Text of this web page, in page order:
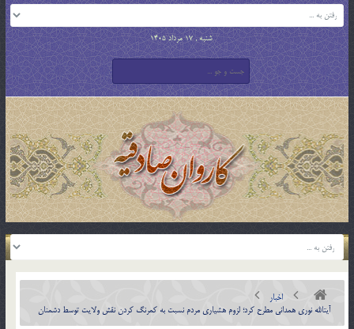
شنبه , 17 مرداد 1405
اخبار
آیت­الله نوری همدانی مطرح کرد؛ لزوم هشیاری مردم نسبت به کمرنگ کردن نقش ولایت توسط دشمنان